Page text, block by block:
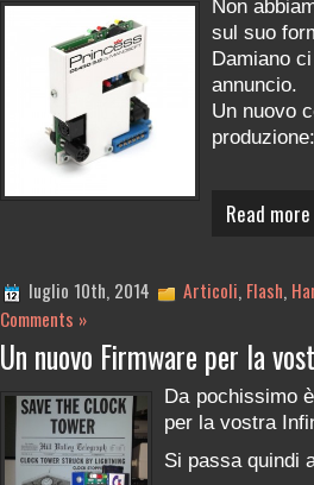
Non
sul suo
Damiano
annuncio.
Un nuovo
Read
luglio 10th, 2014 Articoli, Flash,
Comments »
Un nuovo Firmware per la
Da pochissimo
per la vostra
Si passa quindi